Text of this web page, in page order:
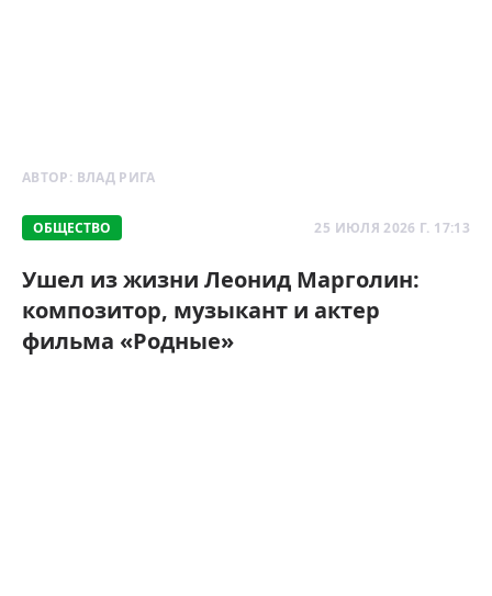
АВТОР: ВЛАД РИГА
ОБЩЕСТВО 25 ИЮЛЯ 2026 Г. 17:13
Ушел из жизни Леонид Марголин:
композитор, музыкант и актер
фильма «Родные»